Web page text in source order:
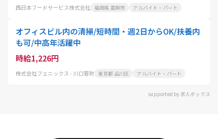
西日本フードサービス株式会社 福岡県 嘉麻市 アルバイト・パート
オフィスビル内の清掃/短時間・週2日からOK/扶養内
も可/中高年活躍中
時給1,226円
株式会社フェニックス - 川口管財 東京都 品川区 アルバイト・パート
supported by 求人ボックス